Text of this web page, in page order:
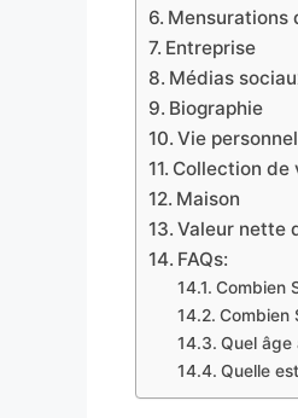
Mensurations
Entreprise
Médias
Biographie
Vie
Collection de
Maison
Valeur nette
FAQs:
Combien
Combien
Quel âge
Quelle